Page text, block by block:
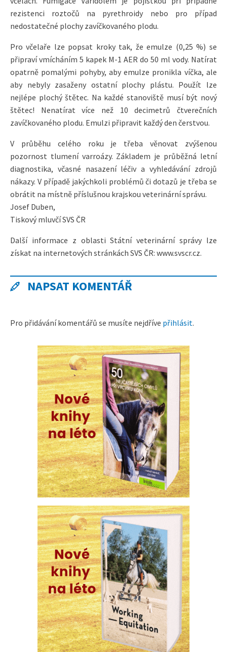
rezistenci roztočů na pyrethroidy nebo pro případ
nedostatečné plochy zavíčkovaného plodu.
Pro včelaře lze popsat kroky tak, že emulze (0,25 %) se
připraví vmícháním 5 kapek M-1 AER do 50 ml vody. Natírat
opatrně pomalými pohyby, aby emulze pronikla víčka, ale
aby nebyly zasaženy ostatní plochy plástu. Použít lze
nejlépe plochý štětec. Na každé stanoviště musí být nový
štětec! Nenatírat více než 10 decimetrů čtverečních
zavíčkovaného plodu. Emulzi připravit každý den čerstvou.
V průběhu celého roku je třeba věnovat zvýšenou
pozornost tlumení varroázy. Základem je průběžná letní
diagnostika, včasné nasazení léčiv a vyhledávání zdrojů
nákazy. V případě jakýchkoli problémů či dotazů je třeba se
obrátit na místně příslušnou krajskou veterinární správu.
Josef Duben,
Tiskový mluvčí SVS ČR
Další informace z oblasti Státní veterinární správy lze
získat na internetových stránkách SVS ČR: www.svscr.cz.
NAPSAT KOMENTÁŘ
Pro přidávání komentářů se musíte nejdříve přihlásit.